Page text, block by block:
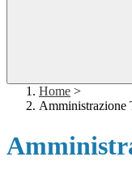
Home >
Amministrazione